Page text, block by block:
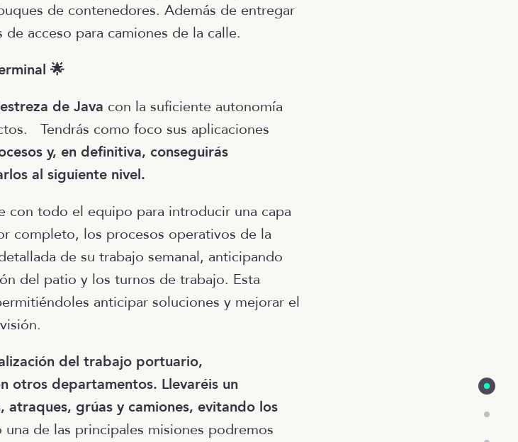
de contenedores. Además de entregar
acceso para camiones de la calle.
🌟
de Java con la suficiente autonomía
Tendrás como foco sus aplicaciones
y, en definitiva, conseguirás
al siguiente nivel.
con todo el equipo para introducir una capa
completo, los procesos operativos de la
de su trabajo semanal, anticipando
del patio y los turnos de trabajo. Esta
anticipar soluciones y mejorar el
del trabajo portuario,
otros departamentos. Llevaréis un
atraques, grúas y camiones, evitando los
una de las principales misiones podremos